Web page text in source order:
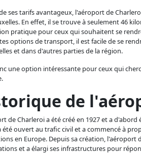
ses tarifs avantageux, l'aéroport de
En effet, il se trouve à seulement 46
pratique pour ceux qui souhaitent se
options de transport, il est facile de se
et dans d'autres parties de la région.
une option intéressante pour ceux qui
de
de Charleroi a été créé en 1927 et a
été ouvert au trafic civil et a commencé à
en Europe. Depuis sa création, l'aéroport
et a élargi ses infrastructures pour